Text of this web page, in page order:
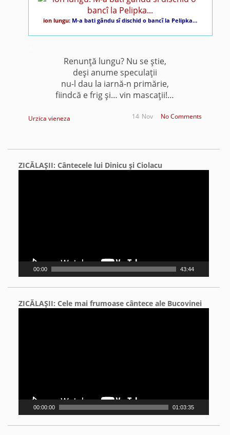
ion lungu: M-a bati gându sî dischid o bancî la Pelipka…
Renunţă lungu? Nu se ştie,
deşi anume speculaţii
nu-l dau la iarnă-n primărie,
fiindcă e frig şi… vin mascaţii!…
Urzica vieneza No Comments
Nov
14
ZICĂLAŞII: Cântecele lui Dinicu şi Ciolacu
00:00 43:44
ZICĂLAŞII: Cele mai frumoase cântece ale Bucovinei
00:00:00 01:03:35